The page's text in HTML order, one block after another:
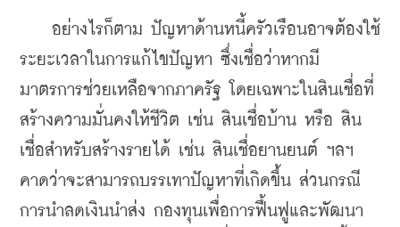
อย่างไรก็ตาม ปัญหาด้านหนี้ครัวเรือนอาจต้องใช้
ระยะเวลาในการแก้ไขปัญหา ซึ่งเชื่อว่าหากมี
มาตรการช่วยเหลือจากภาครัฐ โดยเฉพาะในสินเชื่อที่
สร้างความมั่นคงให้ชีวิต เช่น สินเชื่อบ้าน หรือ สิน
เชื่อสำหรับสร้างรายได้ เช่น สินเชื่อยานยนต์ ฯลฯ
คาดว่าจะสามารถบรรเทาปัญหาที่เกิดขึ้น ส่วนกรณี
การนำลดเงินนำส่ง กองทุนเพื่อการฟื้นฟูและพัฒนา